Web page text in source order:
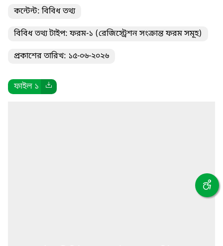
কন্টেন্ট: বিবিধ তথ্য
বিবিধ তথ্য টাইপ: ফরম-১ (রেজিস্ট্রেশন সংক্রান্ত ফরম সমূহ)
প্রকাশের তারিখ: ১৫-০৬-২০২৬
ফাইল ১